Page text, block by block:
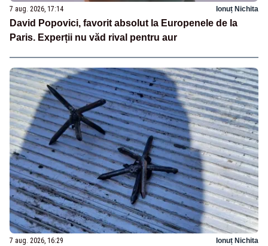
7 aug. 2026, 17:14 Ionuț Nichita
David Popovici, favorit absolut la Europenele de la
Paris. Experții nu văd rival pentru aur
7 aug. 2026, 16:29 Ionuț Nichita